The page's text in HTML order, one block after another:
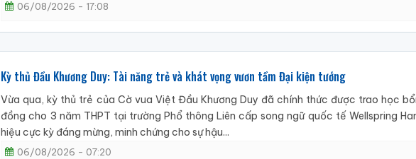
06/08/2026 - 17:08
Kỳ thủ Đầu Khương Duy: Tài năng trẻ và khát vọng vươn tầm Đại kiện tướng
Vừa qua, kỳ thủ trẻ của Cờ vua Việt Đầu Khương Duy đã chính thức được trao học
đồng cho 3 năm THPT tại trường Phổ thông Liên cấp song ngữ quốc tế Wellspring
hiệu cực kỳ đáng mừng, minh chứng cho sự hậu...
06/08/2026 - 07:20